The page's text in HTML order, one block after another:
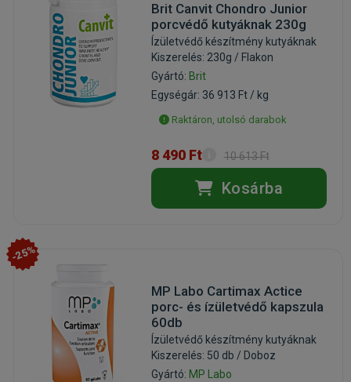
Brit Canvit Chondro Junior
porcvédő kutyáknak 230g
Ízületvédő készítmény kutyáknak
Kiszerelés: 230g / Flakon
Gyártó: Brit
Egységár: 36 913 Ft / kg
Raktáron, utolsó darabok
8 490 Ft 10 613 Ft
Kosárba
-25%
MP Labo Cartimax Actice
porc- és ízületvédő kapszula
60db
Ízületvédő készítmény kutyáknak
Kiszerelés: 50 db / Doboz
Gyártó: MP Labo